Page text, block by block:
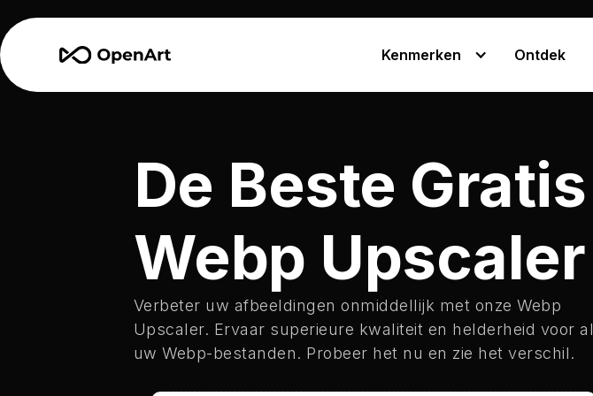
De Beste Gratis
Webp Upscaler
Verbeter uw afbeeldingen onmiddellijk met onze Webp
Upscaler. Ervaar superieure kwaliteit en helderheid voor al
uw Webp-bestanden. Probeer het nu en zie het verschil.
Kenmerken Ontdek